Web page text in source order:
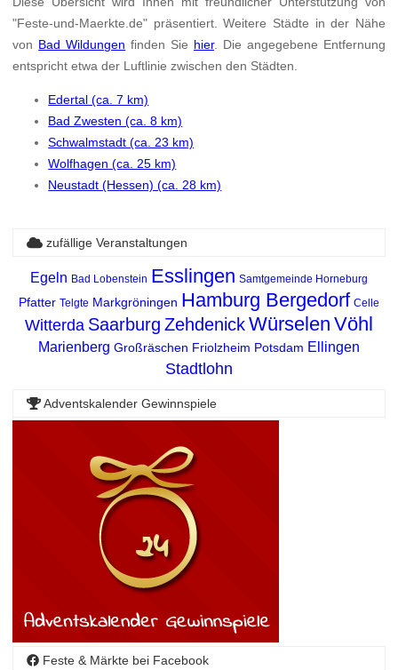
"Feste-und-Maerkte.de" präsentiert. Weitere Städte in der Nähe
von Bad Wildungen finden Sie hier. Die angegebene Entfernung
entspricht etwa der Luftlinie zwischen den Städten.
Edertal (ca. 7 km)
Bad Zwesten (ca. 8 km)
Schwalmstadt (ca. 23 km)
Wolfhagen (ca. 25 km)
Neustadt (Hessen) (ca. 28 km)
zufällige Veranstaltungen
Egeln Bad Lobenstein Esslingen Samtgemeinde Horneburg
Pfatter Telgte Markgröningen Hamburg Bergedorf Celle
Witterda Saarburg ZehdenickWürselen Vöhl
Marienberg Großräschen Friolzheim Potsdam Ellingen
Stadtlohn
Adventskalender Gewinnspiele
Feste & Märkte bei Facebook